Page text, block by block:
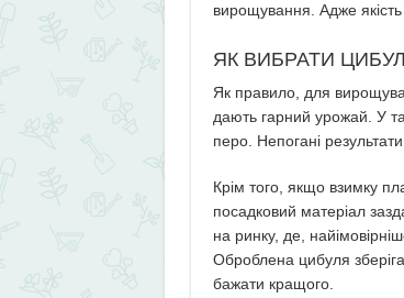
вирощування. Адже якість
ЯК ВИБРАТИ
Як правило, для
дають гарний урожай. У
перо. Непогані
Крім того, якщо взимку
посадковий матеріал
на ринку, де,
Оброблена цибуля
бажати кращого.